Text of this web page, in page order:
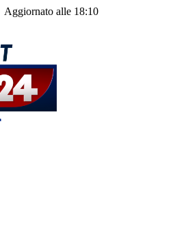
Aggiornato alle 18:10